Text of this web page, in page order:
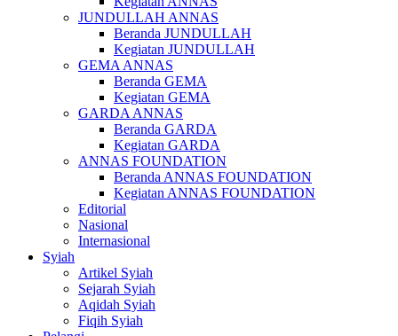
JUNDULLAH ANNAS
Beranda JUNDULLAH
Kegiatan JUNDULLAH
GEMA ANNAS
Beranda GEMA
Kegiatan GEMA
GARDA ANNAS
Beranda GARDA
Kegiatan GARDA
ANNAS FOUNDATION
Beranda ANNAS FOUNDATION
Kegiatan ANNAS FOUNDATION
Editorial
Nasional
Internasional
Syiah
Artikel Syiah
Sejarah Syiah
Aqidah Syiah
Fiqih Syiah